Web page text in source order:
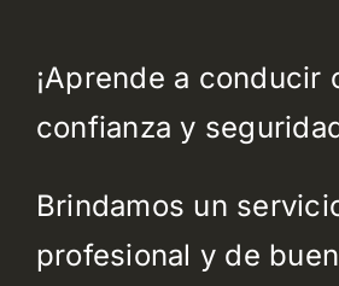
¡Aprende a conducir
confianza y
Brindamos un
profesional y de